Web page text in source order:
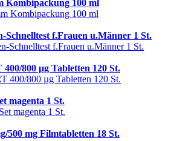
Kombipackung 100 ml
f.Frauen u.Männer 1 St.
800 µg Tabletten 120 St.
magenta 1 St.
500 mg Filmtabletten 18 St.